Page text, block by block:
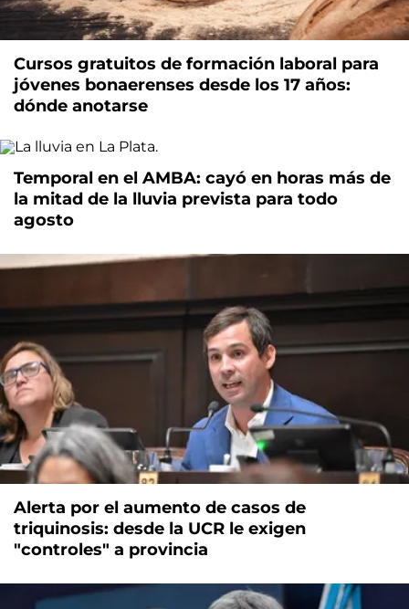
Cursos gratuitos de formación laboral para
jóvenes bonaerenses desde los 17 años:
dónde anotarse
Temporal en el AMBA: cayó en horas más de
la mitad de la lluvia prevista para todo
agosto
Alerta por el aumento de casos de
triquinosis: desde la UCR le exigen
"controles" a provincia